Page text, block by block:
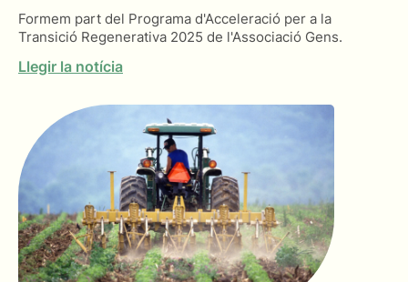
Formem part del Programa d'Acceleració per a la
Transició Regenerativa 2025 de l'Associació Gens.
Llegir la notícia